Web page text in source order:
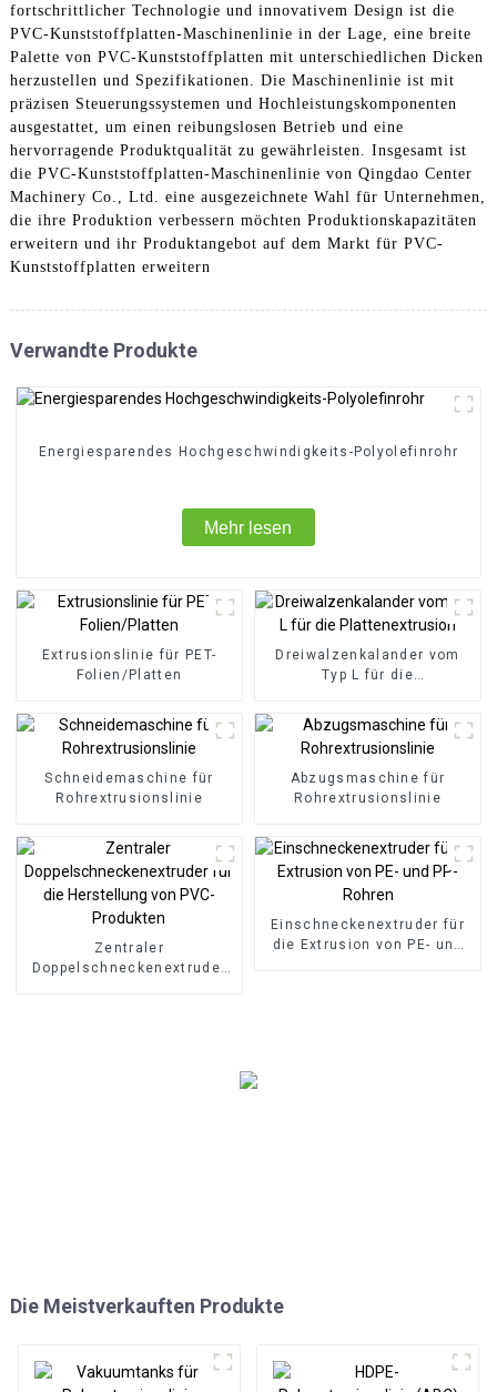
fortschrittlicher Technologie und innovativem Design ist die
PVC-Kunststoffplatten-Maschinenlinie in der Lage, eine breite
Palette von PVC-Kunststoffplatten mit unterschiedlichen Dicken
herzustellen und Spezifikationen. Die Maschinenlinie ist mit
präzisen Steuerungssystemen und Hochleistungskomponenten
ausgestattet, um einen reibungslosen Betrieb und eine
hervorragende Produktqualität zu gewährleisten. Insgesamt ist
die PVC-Kunststoffplatten-Maschinenlinie von Qingdao Center
Machinery Co., Ltd. eine ausgezeichnete Wahl für Unternehmen,
die ihre Produktion verbessern möchten Produktionskapazitäten
erweitern und ihr Produktangebot auf dem Markt für PVC-
Kunststoffplatten erweitern
Verwandte Produkte
Energiesparendes Hochgeschwindigkeits-Polyolefinrohr
Mehr lesen
Extrusionslinie für PET-
Folien/Platten
Dreiwalzenkalander vom
Typ L für die
Schneidemaschine für
Rohrextrusionslinie
Abzugsmaschine für
Rohrextrusionslinie
Zentraler
Doppelschneckenextruder
Einschneckenextruder für
die Extrusion von PE- und
Die Meistverkauften Produkte